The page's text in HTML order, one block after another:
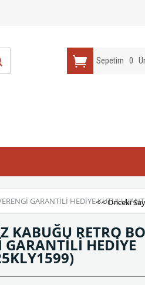
Sepetim 0
GARANTİLİ HEDİYE KUTULU
< < Önceki
KABUĞU RETRO
HEDİYE